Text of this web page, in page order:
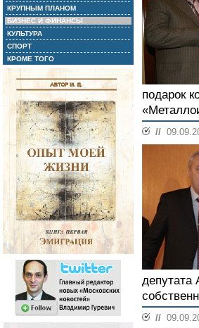
КРУПНЫМ ПЛАНОМ
БИЗНЕС И ФИНАНСЫ
КУЛЬТУРА
СПОРТ
КРОМЕ ТОГО
подарок
//
депутата
//